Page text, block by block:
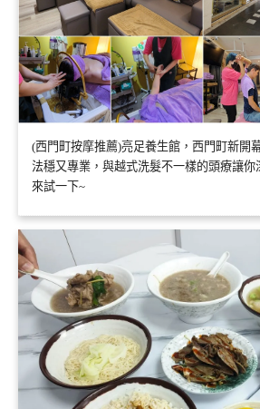
(西門町按摩推薦)亮足養生館，西門町新開
法穩又專業，與越式洗髮不一樣的頭療讓
來試一下~